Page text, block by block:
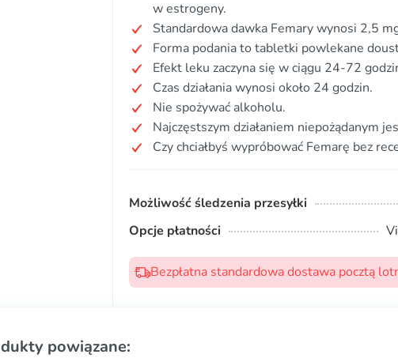
w estrogeny.
Standardowa dawka Femary wynosi 2,5
Forma podania to tabletki powlekane
Efekt leku zaczyna się w ciągu 24-72
Czas działania wynosi około 24 godzin.
Nie spożywać alkoholu.
Najczęstszym działaniem niepożądanym
Czy chciałbyś wypróbować Femarę bez
Możliwość śledzenia przesyłki
Opcje płatności
Bezpłatna standardowa dostawa pocztą
powiązane: